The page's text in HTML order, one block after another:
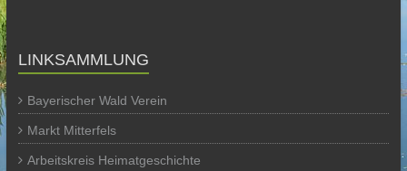
LINKSAMMLUNG
Bayerischer Wald Verein
Markt Mitterfels
Arbeitskreis Heimatgeschichte